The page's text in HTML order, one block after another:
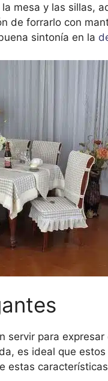
mesa y las sillas,
de forrarlo con
sintonía en la
servir para
es ideal que
estas